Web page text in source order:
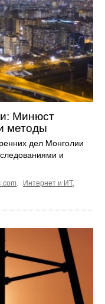
Минюст
методы
дел Монголии
и
. Интернет и ИТ,